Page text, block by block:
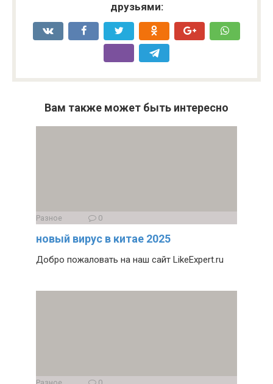
друзьями:
Вам также может быть интересно
Разное 0
новый вирус в китае 2025
Добро пожаловать на наш сайт LikeExpert.ru